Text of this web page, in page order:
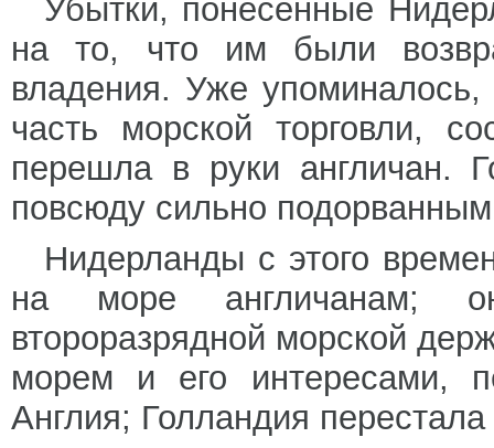
Убытки, понесенные
на то, что им были
владения. Уже
часть морской торговли,
перешла в руки англичан.
повсюду сильно
Нидерланды с этого
на море англичанам;
второразрядной морской
морем и его интересами,
Англия; Голландия